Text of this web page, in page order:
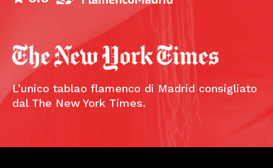
L’unico tablao flamenco di Madrid consigliato
dal The New York Times.